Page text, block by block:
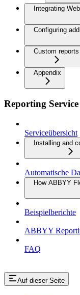
Integrating
Configuring
Custom reports
Appendix
Reporting Service
Serviceübersicht
Installing and
Automatische
How ABBYY
Beispielberichte
ABBYY
FAQ
Auf dieser Seite